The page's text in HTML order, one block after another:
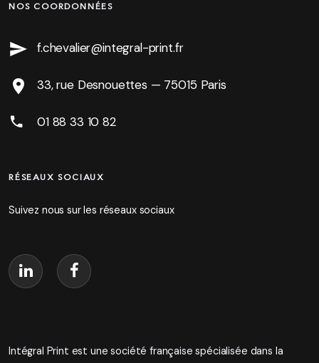
NOS COORDONNÉES
f.chevalier@integral-print.fr
33, rue Desnouettes — 75015 Paris
01 88 33 10 82
RÉSEAUX SOCIAUX
Suivez nous sur les réseaux sociaux
Intégral Print est une société française spécialisée dans la